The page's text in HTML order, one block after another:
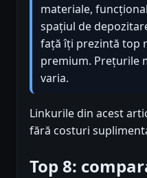
materiale,
spațiul de
față îți prezintă top
premium. Prețurile
varia.
Linkurile din acest
fără costuri
Top 8: